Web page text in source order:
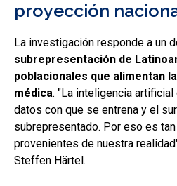
proyección
La investigación responde a un
subrepresentación de
poblacionales que alimentan
médica. "La inteligencia
datos con que se entrena y el
subrepresentado. Por eso es
provenientes de nuestra
Steffen Härtel.